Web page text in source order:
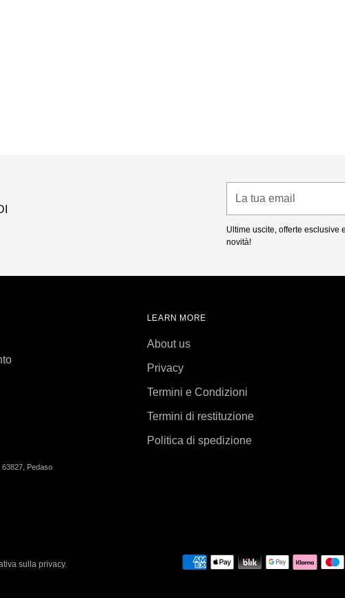
tua
Ultime uscite, offerte esclusive
novità!
LEARN MORE
About us
Privacy
Termini e Condizioni
Termini di restituzione
Politica di spedizione
63827, Pedaso
sulla privacy.